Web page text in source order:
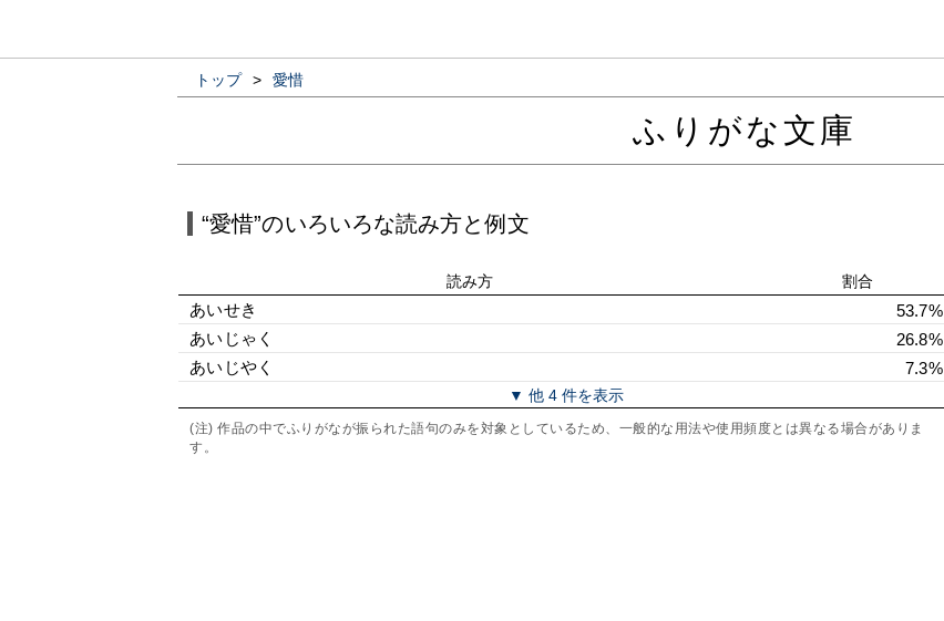
トップ > 愛惜
ふりがな文庫
“愛惜”のいろいろな読み方と例文
読み方 割合
あいせき
53.7%
あいじゃく
26.8%
あいじやく
7.3%
▼ 他 4 件を表示
(注) 作品の中でふりがなが振られた語句のみを対象としているため、一般的な用法や使用頻度とは異なる場合がありま
す。